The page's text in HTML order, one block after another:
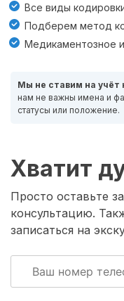
Все виды
Подберем метод
Медикаментозное
Мы не ставим на учёт
нам не важны имена и
статусы или положение.
Хватит
Просто оставьте
консультацию.
записаться на